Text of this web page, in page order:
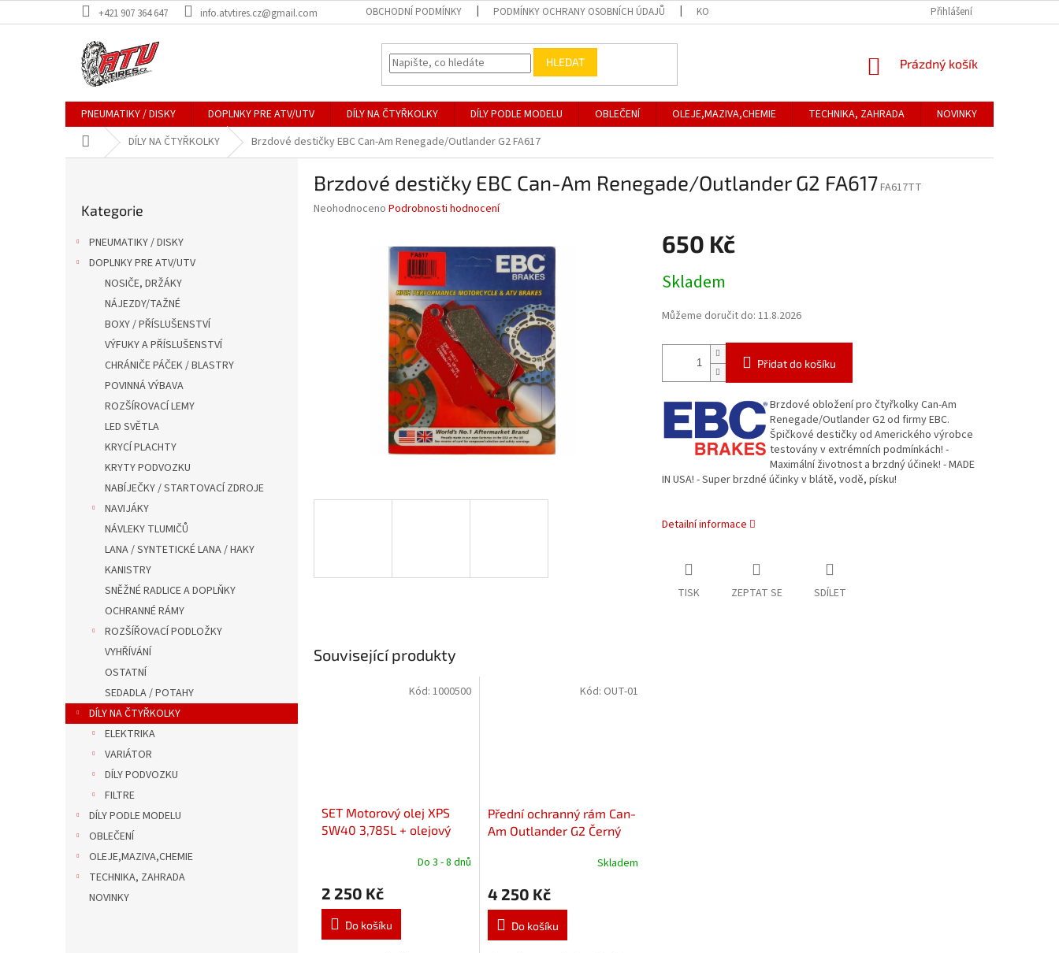
na
+421 907 364 647 info.atvtires.cz@gmail.com OBCHODNÍ PODMÍNKY PODMÍNKY OCHRANY OSOBNÍCH ÚDAJŮ KONTAKTNÍ ÚDAJE Přihlášení
HLEDAT
NÁKUPNÍ
Prázdný košík
PNEUMATIKY / DISKY DOPLNKY PRE ATV/UTV DÍLY NA ČTYŘKOLKY DÍLY PODLE MODELU OBLEČENÍ OLEJE,MAZIVA,CHEMIE TECHNIKA, ZAHRADA NOVINKY
Domů DÍLY NA ČTYŘKOLKY Brzdové destičky EBC Can-Am Renegade/Outlander G2 FA617
kategorie
Kategorie
PNEUMATIKY / DISKY
DOPLNKY PRE ATV/UTV
NOSIČE, DRŽÁKY
NÁJEZDY/TAŽNÉ
BOXY / PŘÍSLUŠENSTVÍ
VÝFUKY A PŘÍSLUŠENSTVÍ
CHRÁNIČE PÁČEK / BLASTRY
POVINNÁ VÝBAVA
ROZŠÍROVACÍ LEMY
LED SVĚTLA
KRYCÍ PLACHTY
KRYTY PODVOZKU
NABÍJEČKY / STARTOVACÍ ZDROJE
NAVIJÁKY
NÁVLEKY TLUMIČŮ
LANA / SYNTETICKÉ LANA / HAKY
KANISTRY
SNĚŽNÉ RADLICE A DOPLŇKY
OCHRANNÉ RÁMY
ROZŠÍŘOVACÍ PODLOŽKY
VYHŘÍVÁNÍ
OSTATNÍ
SEDADLA / POTAHY
DÍLY NA ČTYŘKOLKY
ELEKTRIKA
VARIÁTOR
DÍLY PODVOZKU
FILTRE
DÍLY PODLE MODELU
OBLEČENÍ
OLEJE,MAZIVA,CHEMIE
TECHNIKA, ZAHRADA
NOVINKY
Brzdové destičky EBC Can-Am Renegade/Outlander G2 FA617FA617TT
Průměrné
Neohodnoceno Podrobnosti hodnocení
650 Kč
cena:
Skladem
Můžeme doručit do: 11.8.2026
Přidat do košíku
Brzdové obložení pro čtyřkolky Can-Am
Renegade/Outlander G2 od firmy EBC.
Špičkové destičky od Amerického výrobce
testovány v extrémních podmínkách! -
Maximální životnost a brzdný účinek! - MADE
IN USA! - Super brzdné účinky v blátě, vodě, písku!
Detailní informace
TISK ZEPTAT SE SDÍLET
Související produkty
SET Motorový olej XPS
5W40 3,785L + olejový
Renegade/OutlanderDo 3 - 8 dnů
2 250 Kč
Do košíku
Kód: 1000500
Přední ochranný rám Can-
Am Outlander G2 Černý
Skladem
4 250 Kč
Do košíku
Kód: OUT-01